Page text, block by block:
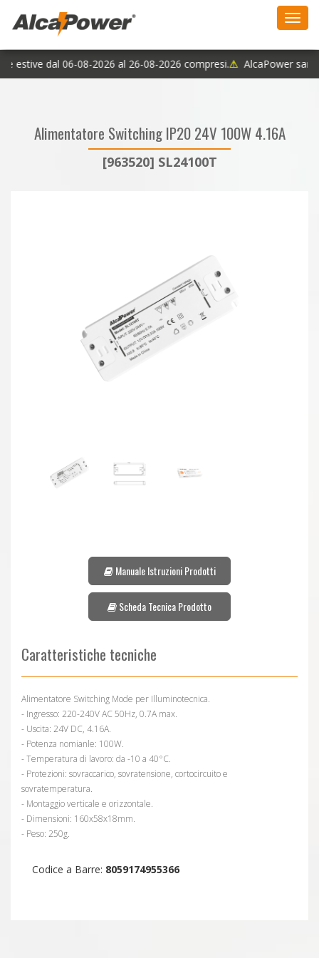
estive dal 06-08-2026 al 26-08-2026 compresi.⚠AlcaPower sarà
Alimentatore Switching IP20 24V 100W 4.16A
[963520] SL24100T
Manuale Istruzioni Prodotti
Scheda Tecnica Prodotto
Caratteristiche tecniche
Alimentatore Switching Mode per Illuminotecnica.
- Ingresso: 220-240V AC 50Hz, 0.7A max.
- Uscita: 24V DC, 4.16A.
- Potenza nomianle: 100W.
- Temperatura di lavoro: da -10 a 40°C.
- Protezioni: sovraccarico, sovratensione, cortocircuito e
sovratemperatura.
- Montaggio verticale e orizzontale.
- Dimensioni: 160x58x18mm.
- Peso: 250g.
Codice a Barre: 8059174955366